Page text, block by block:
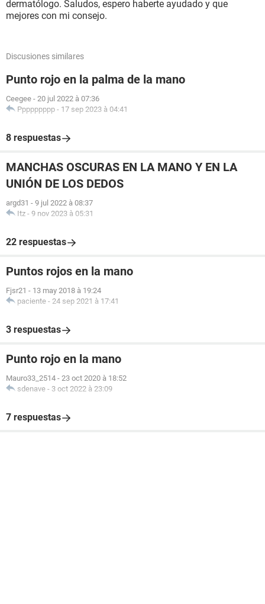
dermatólogo. Saludos, espero haberte ayudado y que
mejores con mi consejo.
Discusiones similares
Punto rojo en la palma de la mano
Ceegee - 20 jul 2022 à 07:36
Ppppppppp - 17 sep 2023 à 04:41
8 respuestas
MANCHAS OSCURAS EN LA MANO Y EN LA
UNIÓN DE LOS DEDOS
argd31 - 9 jul 2022 à 08:37
Itz - 9 nov 2023 à 05:31
22 respuestas
Puntos rojos en la mano
Fjsr21 - 13 may 2018 à 19:24
paciente - 24 sep 2021 à 17:41
3 respuestas
Punto rojo en la mano
Mauro33_2514 - 23 oct 2020 à 18:52
sdenave - 3 oct 2022 à 23:09
7 respuestas